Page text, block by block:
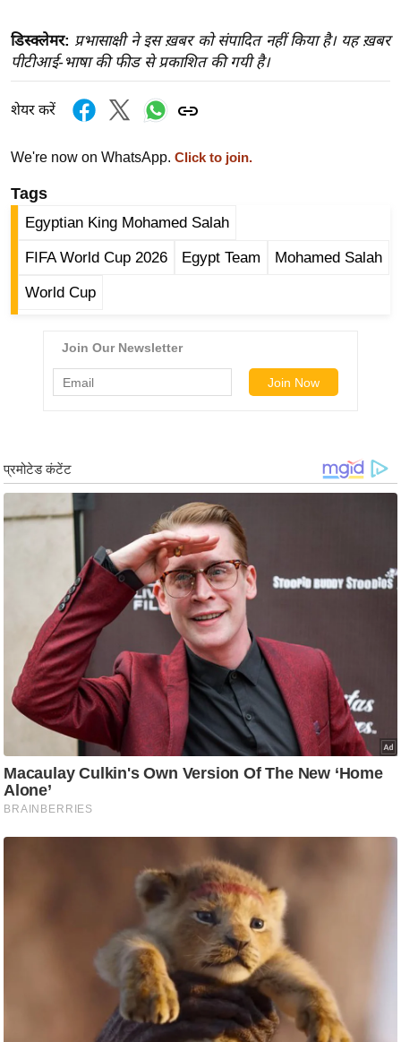
सा
हि
त्य
ज
त
ऑ
टो
व
र्ल्ड
न्यू
न
ज
ग
हॉ
ली
वु
फि
ल्म
स
मी
डिस्क्लेमर: प्रभासाक्षी ने इस ख़बर को संपादित नहीं किया है। यह ख़बर
पीटीआई-भाषा की फीड से प्रकाशित की गयी है।
शेयर करें
We're now on WhatsApp. Click to join.
Tags
Egyptian King Mohamed Salah
FIFA World Cup 2026 Egypt Team Mohamed Salah
World Cup